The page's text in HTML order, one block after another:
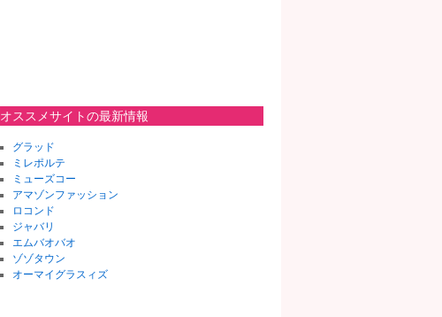
オススメサイトの最新情報
グラッド
ミレポルテ
ミューズコー
アマゾンファッション
ロコンド
ジャバリ
エムバオバオ
ゾゾタウン
オーマイグラスィズ